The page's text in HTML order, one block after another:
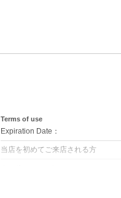
Terms of use
Expiration Date：
当店を初めてご来店される方